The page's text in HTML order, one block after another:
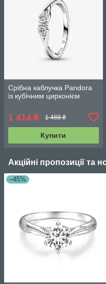
Срібна каблучка Pandora
із кубічним цирконієм
1 414 ₴ 1 488 ₴
Купити
Акційні пропозиції та
–45%